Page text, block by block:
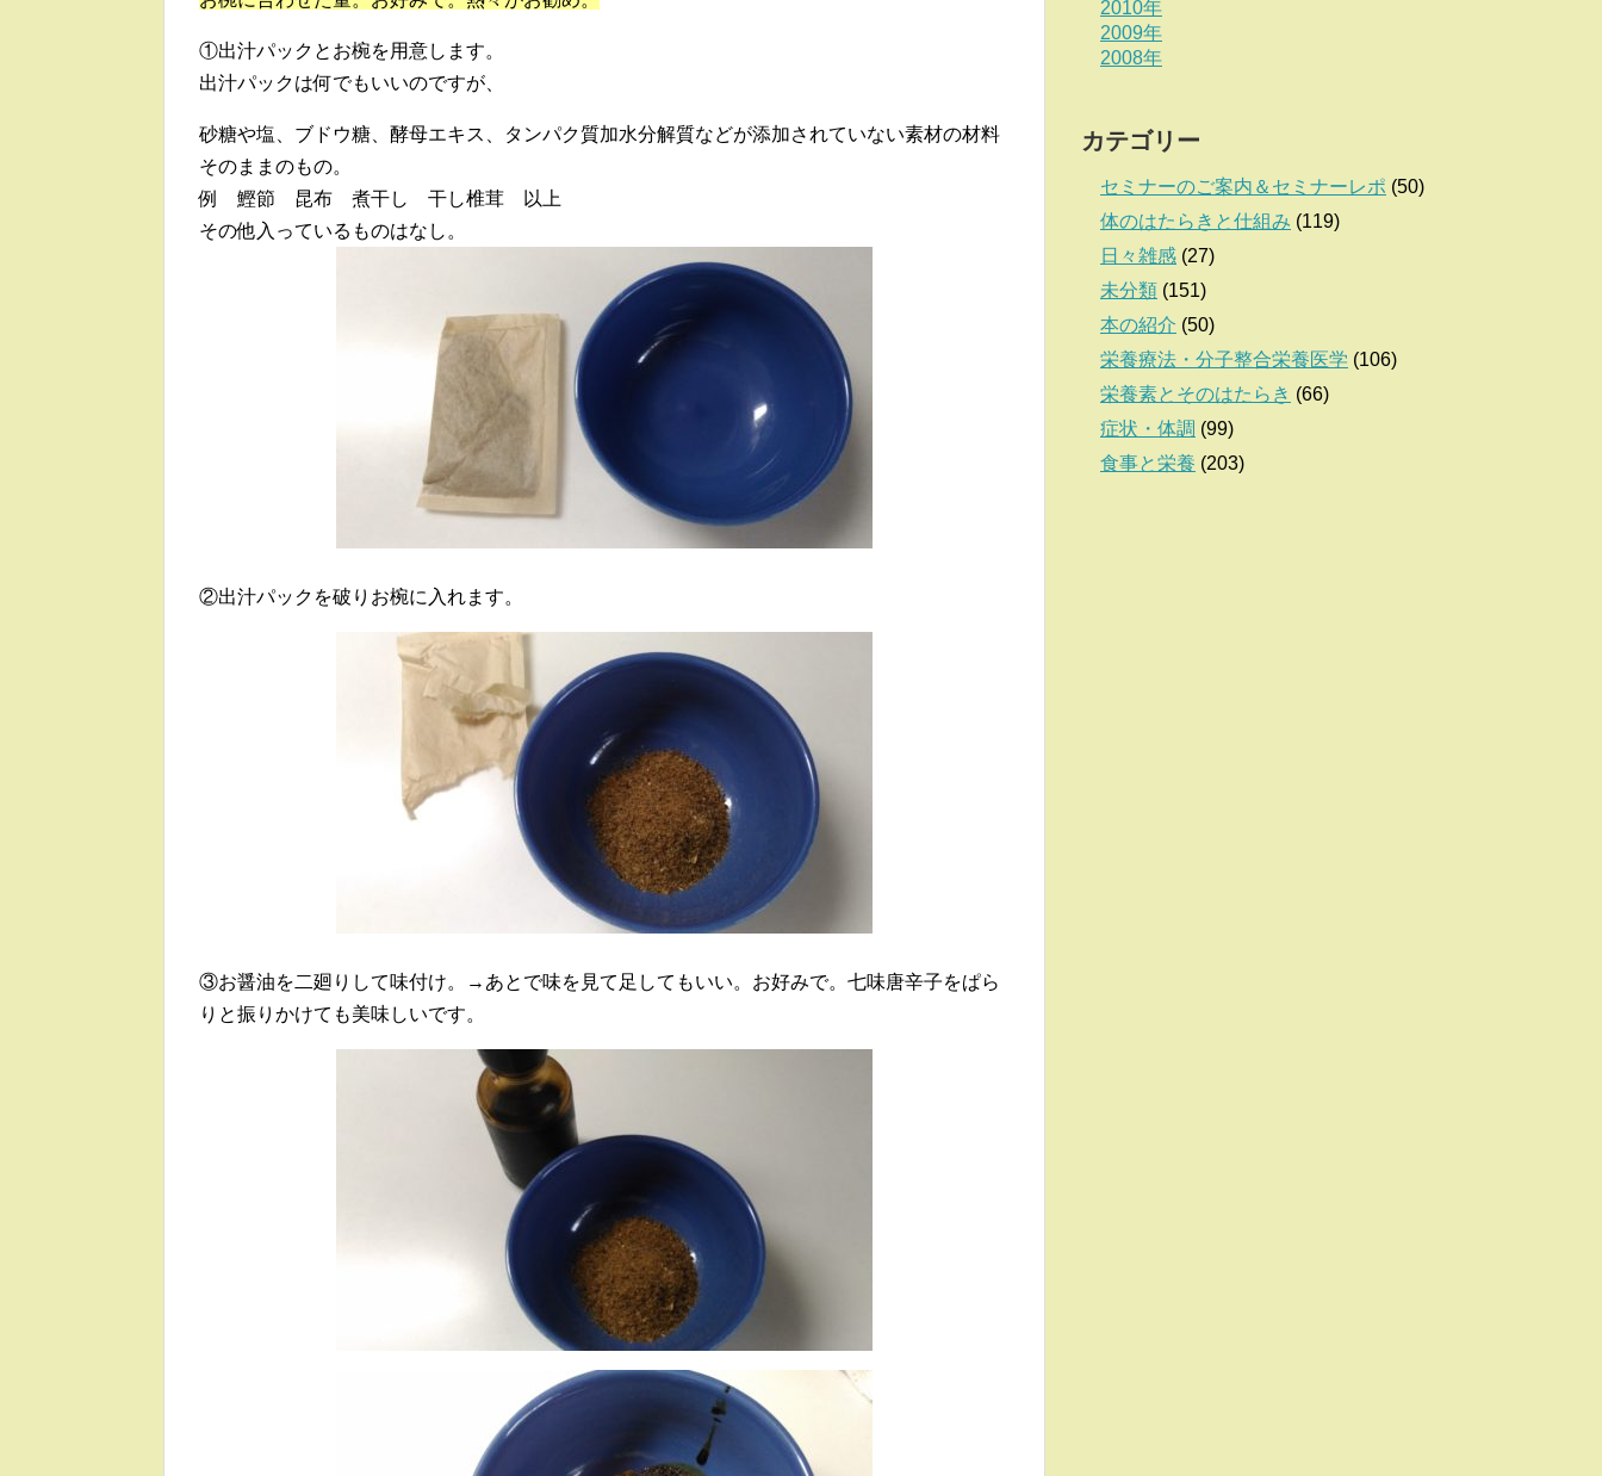
①出汁パックとお椀を用意します。
出汁パックは何でもいいのですが、
砂糖や塩、ブドウ糖、酵母エキス、タンパク質加水分解質などが添加されていない素材の材料
そのままのもの。
例 鰹節 昆布 煮干し 干し椎茸 以上
その他入っているものはなし。
②出汁パックを破りお椀に入れます。
③お醤油を二廻りして味付け。→あとで味を見て足してもいい。お好みで。七味唐辛子をぱら
りと振りかけても美味しいです。
2010年
2009年
2008年
カテゴリー
セミナーのご案内＆セミナーレポ (50)
体のはたらきと仕組み (119)
日々雑感 (27)
未分類 (151)
本の紹介 (50)
栄養療法・分子整合栄養医学 (106)
栄養素とそのはたらき (66)
症状・体調 (99)
食事と栄養 (203)